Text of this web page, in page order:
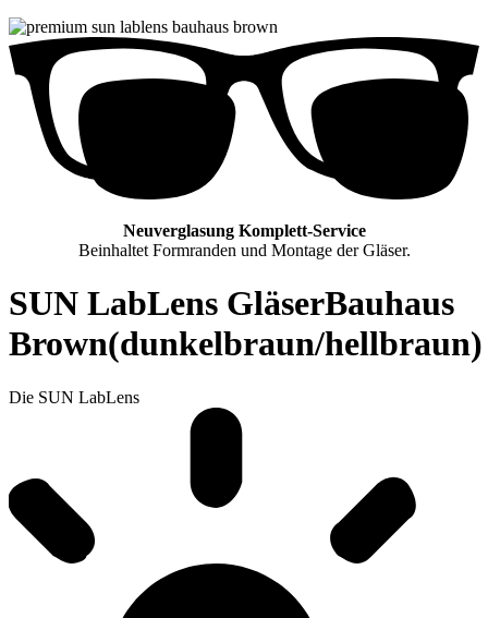
Neuverglasung Komplett-Service
Beinhaltet Formranden und Montage der Gläser.
SUN LabLens GläserBauhaus
Brown(dunkelbraun/hellbraun)
Die SUN LabLens